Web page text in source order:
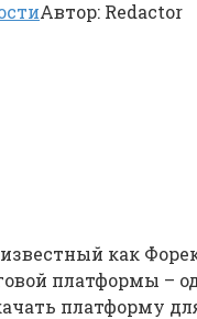
Автор: Redactor
как
платформы –
платформу